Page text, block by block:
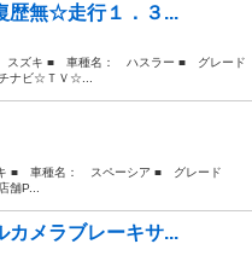
歴無☆走行１．３...
ズキ ■ 車種名： ハスラー ■ グレード
ナビ☆ＴＶ☆...
■ 車種名： スペーシア ■ グレード
P...
メラブレーキサ...